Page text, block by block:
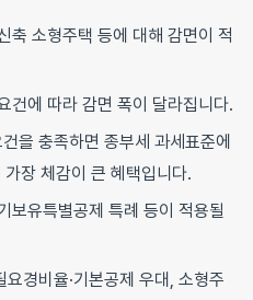
소형주택 등에 대해 감면이 적
에 따라 감면 폭이 달라집니다.
을 충족하면 종부세 과세표준에
장 체감이 큰 혜택입니다.
유특별공제 특례 등이 적용될
경비율·기본공제 우대, 소형주